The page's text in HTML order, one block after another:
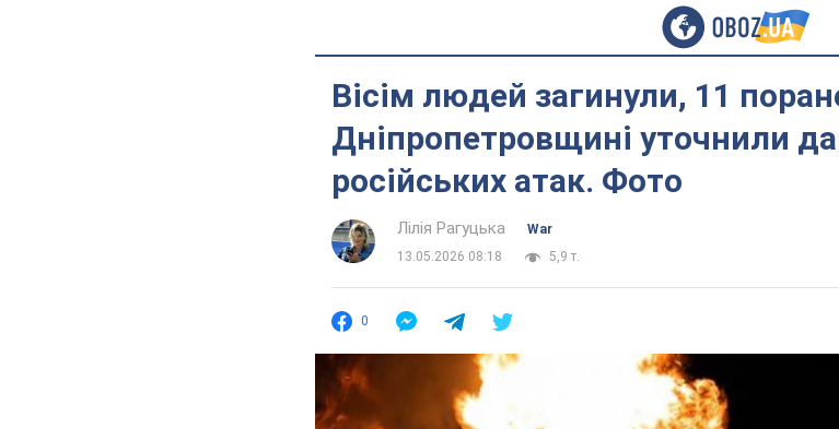
Вісім людей загинули, 11
Дніпропетровщині уточнили
російських атак. Фото
Лілія Рагуцька
War
13.05.2026 08:18
5,9 т.
0